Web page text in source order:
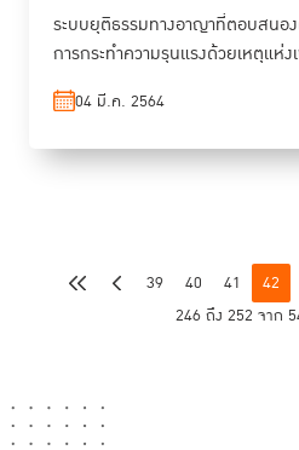
ระบบยุติธรรมทางอาญาที่ตอบสนอ
การกระทำความรุนแรงด้วยเหตุแห่ง
04 มี.ค. 2564
39 40 41 42
246 ถึง 252 จาก